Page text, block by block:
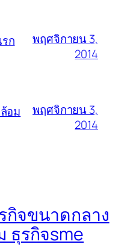
ก
พฤศจิกายน 3,
2014
อม
พฤศจิกายน 3,
2014
กิจขนาดกลาง
ธุรกิจsme